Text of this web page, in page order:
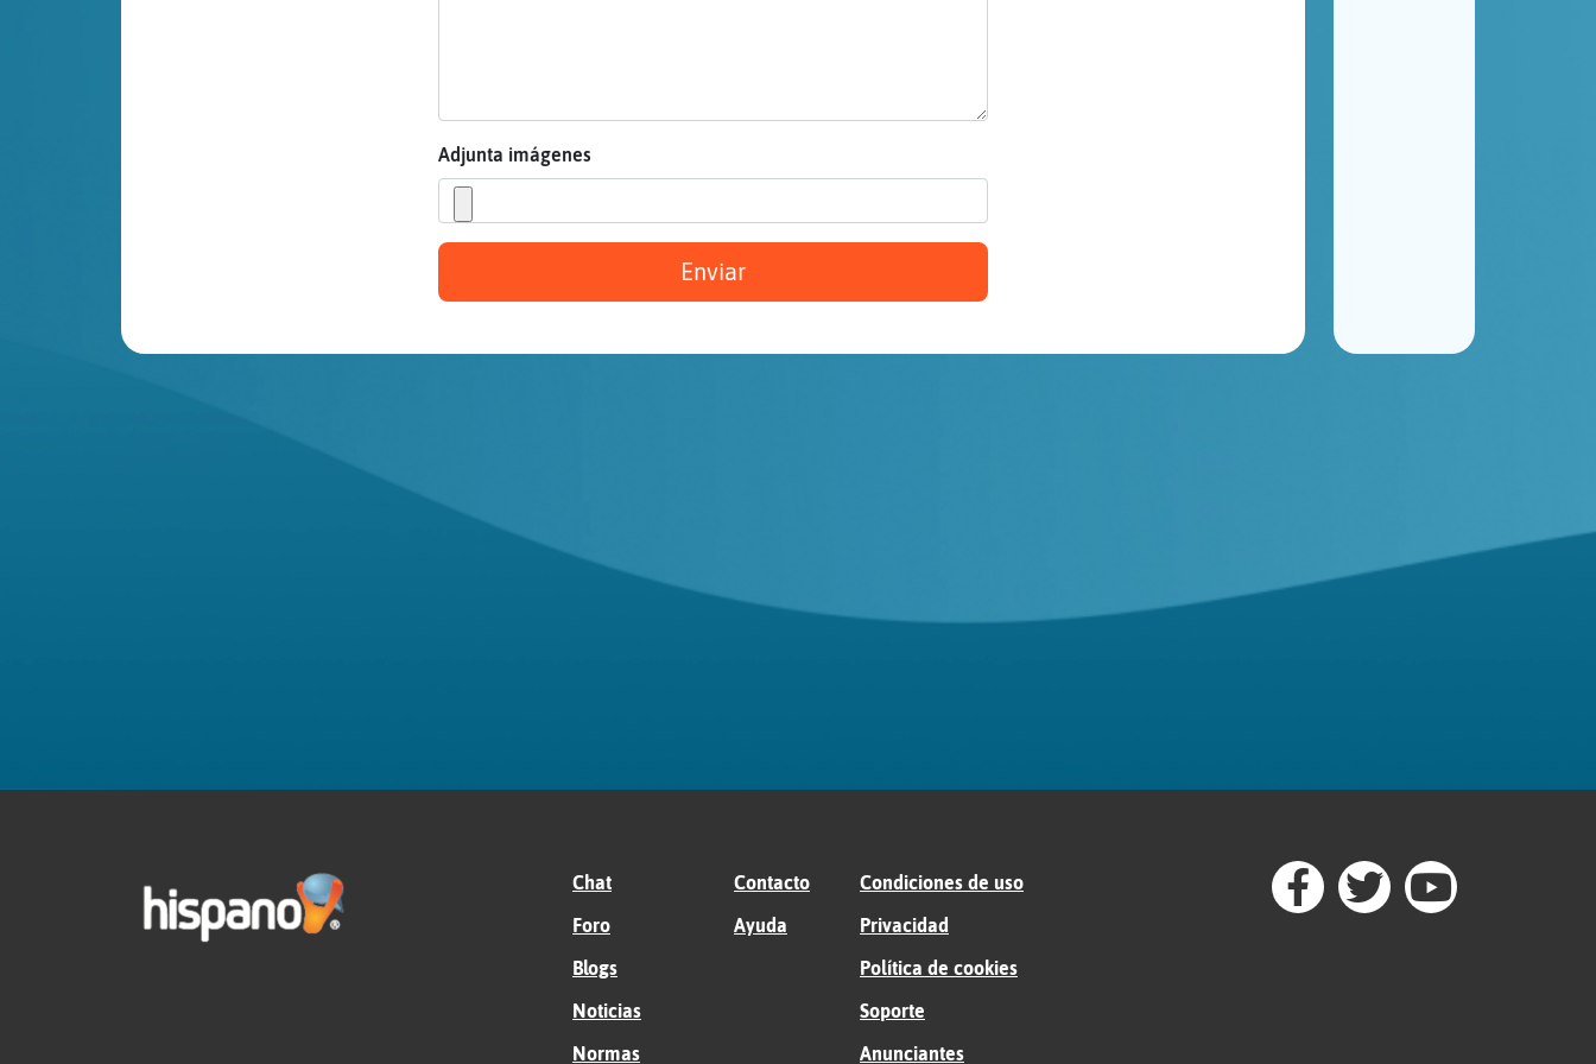
Adjunta imágenes
Enviar
Chat
Foro
Blogs
Noticias
Normas
Contacto
Ayuda
Condiciones de uso
Privacidad
Política de cookies
Soporte
Anunciantes